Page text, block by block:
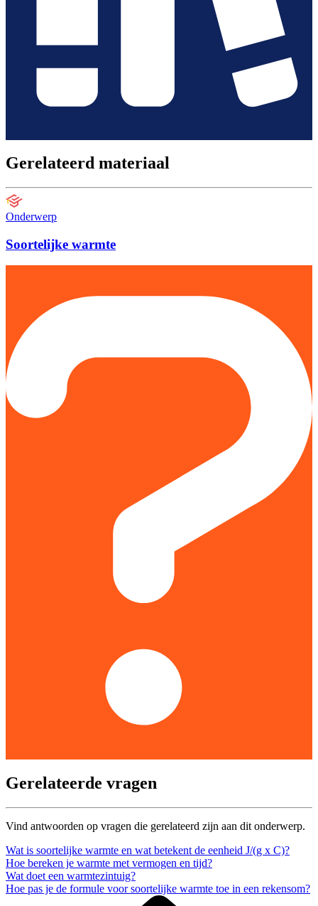
Gerelateerd materiaal
Onderwerp
Soortelijke warmte
Gerelateerde vragen
Vind antwoorden op vragen die gerelateerd zijn aan dit onderwerp.
Wat is soortelijke warmte en wat betekent de eenheid J/(g x C)?
Hoe bereken je warmte met vermogen en tijd?
Wat doet een warmtezintuig?
Hoe pas je de formule voor soortelijke warmte toe in een rekensom?